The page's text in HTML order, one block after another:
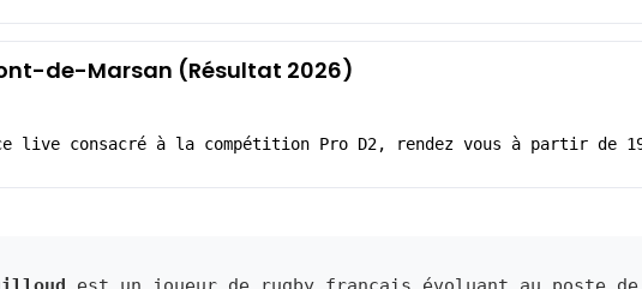
de-Marsan (Résultat 2026)
live consacré à la compétition Pro D2, rendez vous à partir de